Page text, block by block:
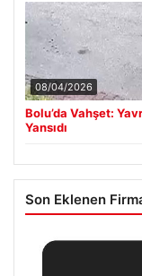
08/04/2026
Bolu’da Vahşet:
Yansıdı
Son Eklenen